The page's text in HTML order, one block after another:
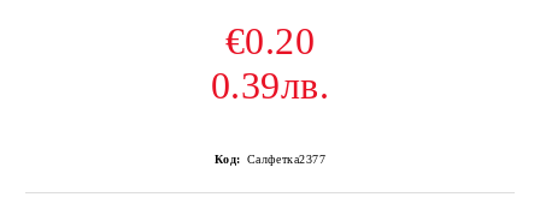
€0.20
0.39лв.
Код: Салфетка2377